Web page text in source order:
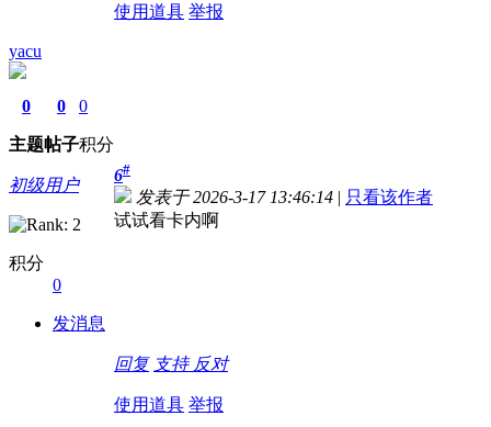
使用道具 举报
yacu
0
主题
0
帖子
0
积分
初级用户
积分
0
发消息
6#
发表于 2026-3-17 13:46:14 | 只看该作者
试试看卡内啊
回复 支持 反对
使用道具 举报